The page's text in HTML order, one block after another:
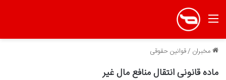
منو
مخبران /قوانین حقوقی
ماده قانونی انتقال منافع مال غیر